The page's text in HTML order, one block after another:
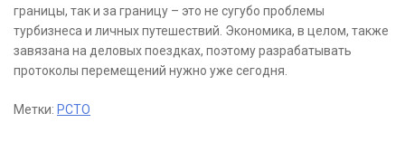
границы, так и за границу – это не сугубо проблемы
турбизнеса и личных путешествий. Экономика, в целом, также
завязана на деловых поездках, поэтому разрабатывать
протоколы перемещений нужно уже сегодня.
Метки: РСТО